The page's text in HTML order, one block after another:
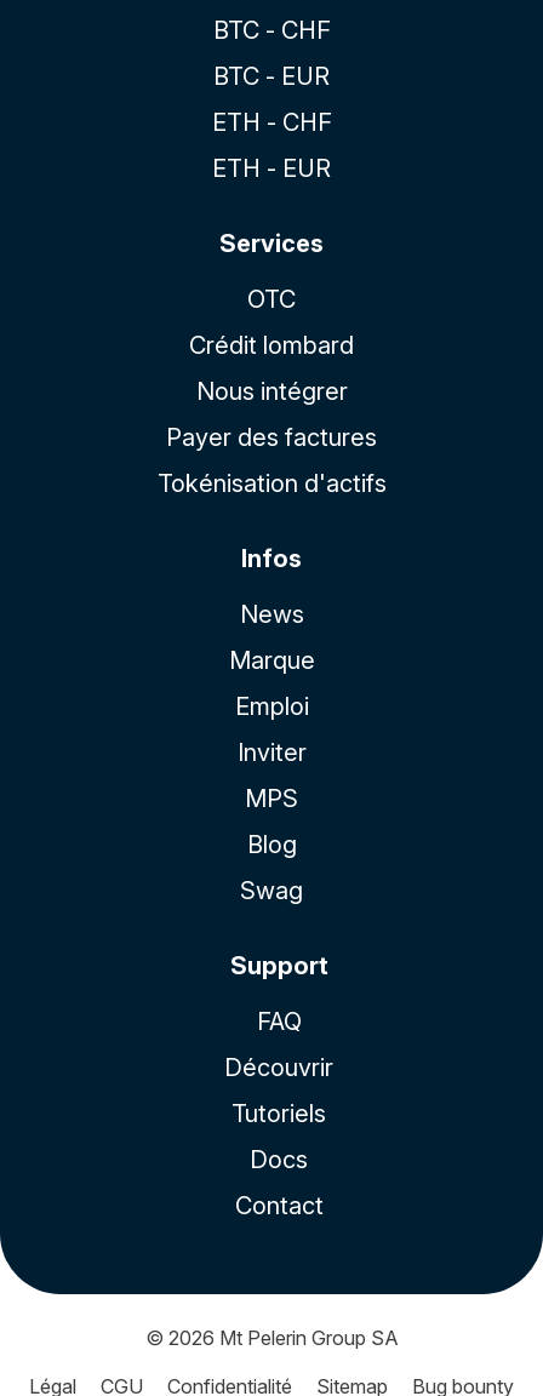
BTC - CHF
BTC - EUR
ETH - CHF
ETH - EUR
Services
OTC
Crédit lombard
Nous intégrer
Payer des factures
Tokénisation d'actifs
Infos
News
Marque
Emploi
Inviter
MPS
Blog
Swag
Support
FAQ
Découvrir
Tutoriels
Docs
Contact
© 2026 Mt Pelerin Group SA
Légal
CGU Confidentialité Sitemap Bug bounty